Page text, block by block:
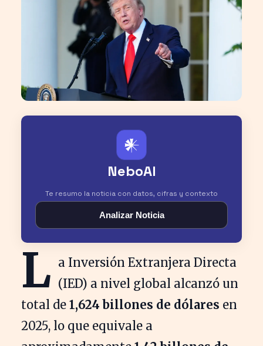
𒀭
NeboAI
Te resumo la noticia con datos, cifras y contexto
Analizar Noticia
L a Inversión Extranjera Directa
(IED) a nivel global alcanzó un
total de 1,624 billones de dólares en
2025, lo que equivale a